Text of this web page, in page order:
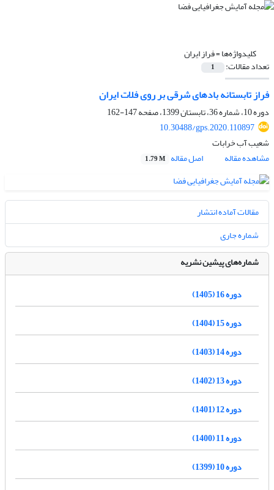
کلیدواژه‌ها =فراز ایران
تعداد مقالات: 1
فراز تابستانه بادهای شرقی بر روی فلات ایران
دوره 10، شماره 36، تابستان 1399، صفحه
147-162
10.30488/gps.2020.110897
شعیب آب خرابات
مشاهده مقاله
اصل مقاله 1.79 M
مقالات آماده انتشار
شماره جاری
شماره‌های پیشین نشریه
دوره 16 (1405)
دوره 15 (1404)
دوره 14 (1403)
دوره 13 (1402)
دوره 12 (1401)
دوره 11 (1400)
دوره 10 (1399)